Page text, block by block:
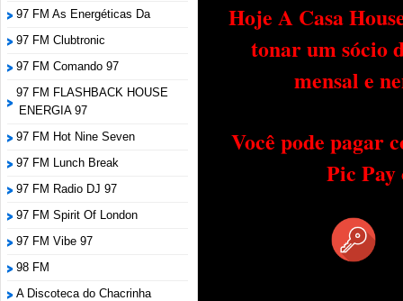
97 FM As Energéticas Da
97 FM Clubtronic
97 FM Comando 97
97 FM FLASHBACK HOUSE
ENERGIA 97
97 FM Hot Nine Seven
97 FM Lunch Break
97 FM Radio DJ 97
97 FM Spirit Of London
97 FM Vibe 97
98 FM
A Discoteca do Chacrinha
Hoje A Casa
tonar um sócio
mensal e
Você pode pagar
Pic